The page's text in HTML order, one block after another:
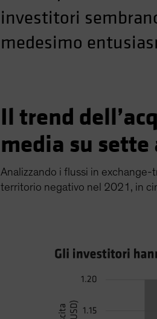
investitori
medesimo
Il trend
media su sette
Analizzando i flussi in exchange-
territorio negativo nel 2021, in